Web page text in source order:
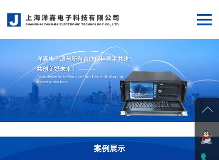
产品展示
解决方案
案例展示
案例展示